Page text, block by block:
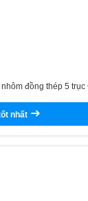
đồng thép 5 trục
nhất